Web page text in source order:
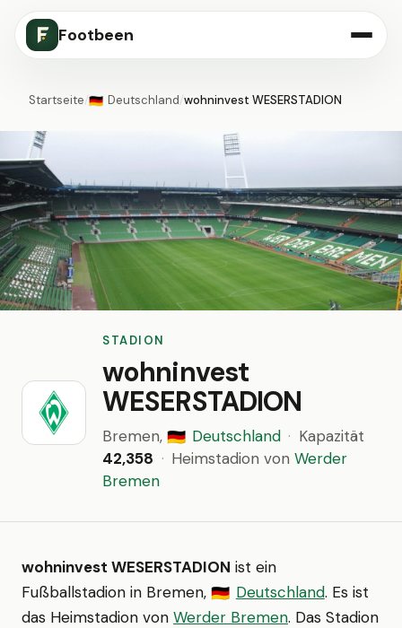
Footbeen
Startseite/🇩🇪 Deutschland/wohninvest WESERSTADION
STADION
wohninvest
WESERSTADION
Bremen, 🇩🇪 Deutschland · Kapazität
42,358 · Heimstadion von Werder
Bremen
wohninvest WESERSTADION ist ein
Fußballstadion in Bremen, 🇩🇪 Deutschland. Es ist
das Heimstadion von Werder Bremen. Das Stadion